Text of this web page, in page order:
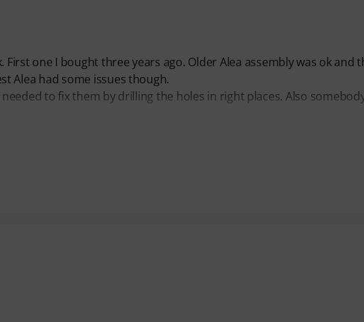
First one I bought three years ago. Older Alea assembly was ok and
Alea had some issues though.
to fix them by drilling the holes in right places. Also